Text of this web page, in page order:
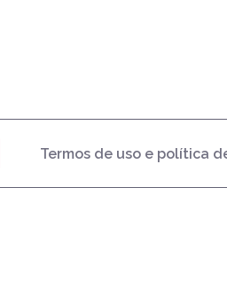
Termos de uso e política